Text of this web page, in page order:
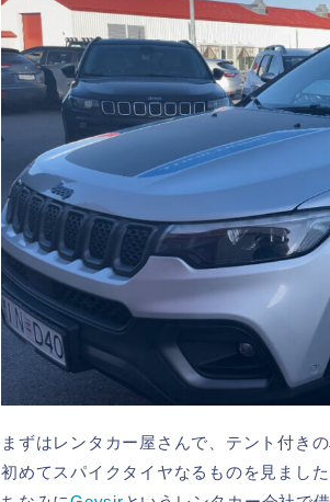
まずはレンタカー屋さんで、テント付きの
初めてスパイクタイヤなるものを見ました